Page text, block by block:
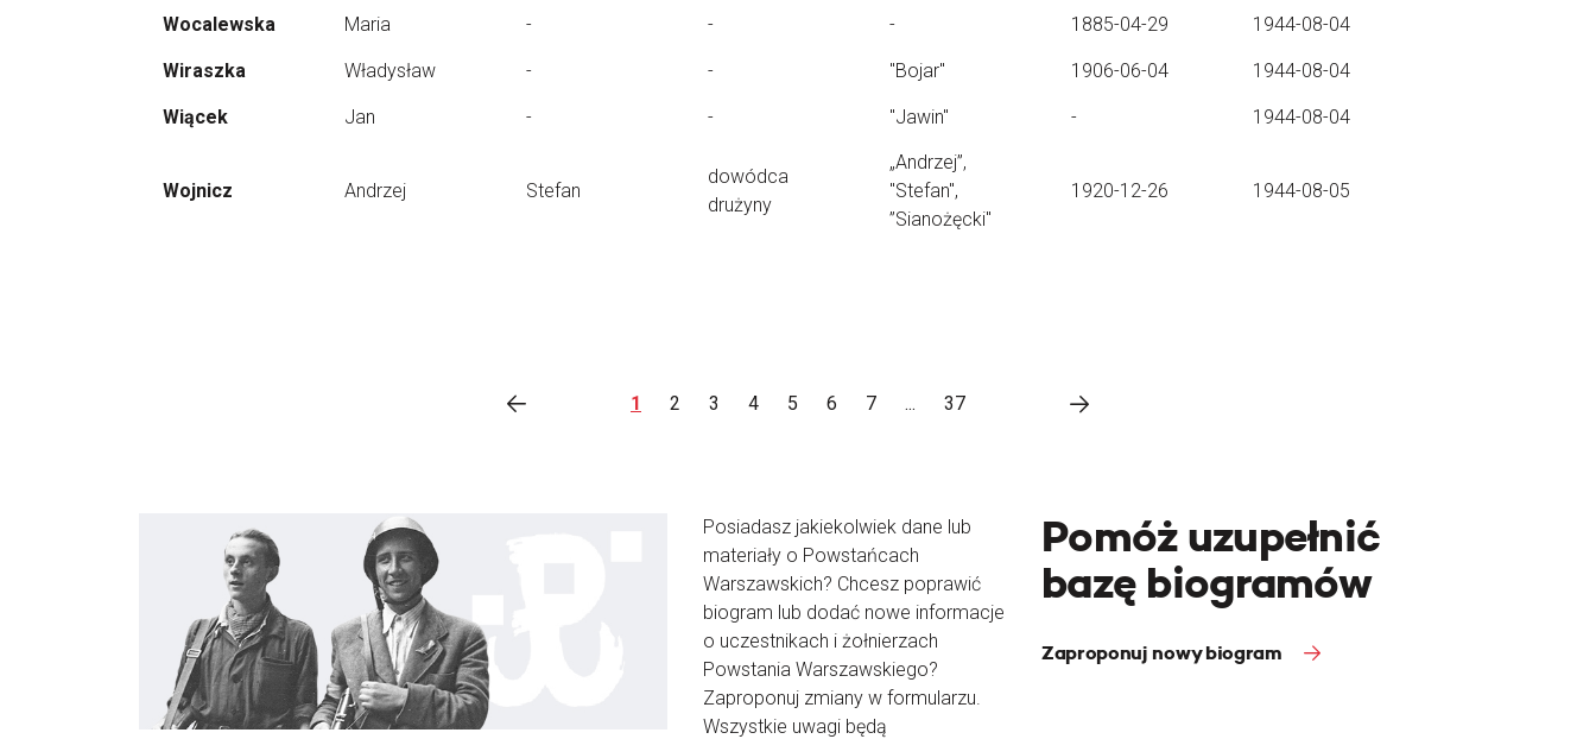
Wocalewska Maria - - - 1885-04-29 1944-08-04
Wiraszka Władysław - - "Bojar" 1906-06-04 1944-08-04
Wiącek Jan - - "Jawin" - 1944-08-04
Wojnicz Andrzej Stefan
dowódca
drużyny
„Andrzej”,
"Stefan",
”Sianożęcki"
1920-12-26 1944-08-05
1 2 3 4 5 6 7 ... 37
Posiadasz jakiekolwiek dane lub
materiały o Powstańcach
Warszawskich? Chcesz poprawić
biogram lub dodać nowe informacje
o uczestnikach i żołnierzach
Powstania Warszawskiego?
Zaproponuj zmiany w formularzu.
Wszystkie uwagi będą
Pomóż uzupełnić
bazę biogramów
Zaproponuj nowy biogram